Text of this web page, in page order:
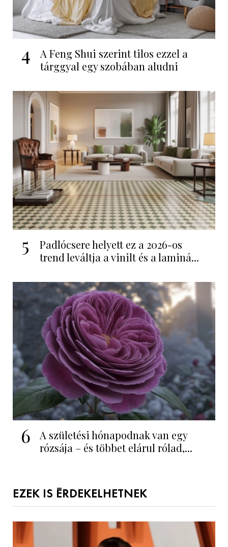
4
A Feng Shui szerint tilos ezzel a
tárggyal egy szobában aludni
5
Padlócsere helyett ez a 2026-os
trend leváltja a vinilt és a laminá...
6
A születési hónapodnak van egy
rózsája – és többet elárul rólad,...
EZEK IS ÉRDEKELHETNEK